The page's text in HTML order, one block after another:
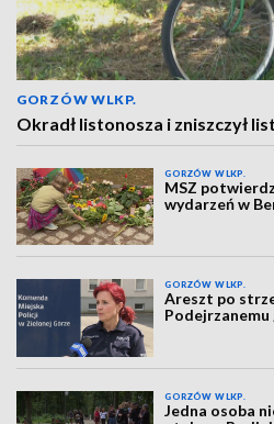
GORZÓW WLKP.
Okradł listonosza i zniszczył
GORZÓW WLKP.
MSZ
wydarzeń w
GORZÓW WLKP.
Areszt po
GORZÓW WLKP.
Jedna osoba